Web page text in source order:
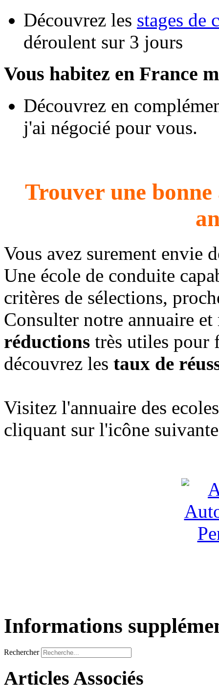
Découvrez les stages de
déroulent sur 3 jours
Vous habitez en France
Découvrez en
j'ai négocié pour vous.
Trouver une
Vous avez surement envie
Une école de conduite
critères de sélections,
Consulter notre annuaire
réductions très utiles pour
découvrez les taux de
Visitez l'annuaire des
cliquant sur l'icône
Informations
Rechercher
Articles Associés